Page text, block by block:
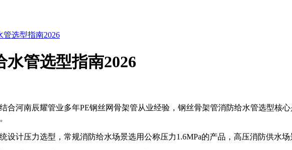
选型指南2026
管选型指南2026
合河南辰耀管业多年PE钢丝网骨架管从业经验，钢丝骨架管消防给水管选型核
设计压力选型，常规消防给水场景选用公称压力1.6MPa的产品，高压消防供水